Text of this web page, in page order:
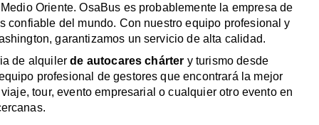
Oriente. OsaBus es probablemente la empresa de
confiable del mundo. Con nuestro equipo profesional y
garantizamos un servicio de alta calidad.
de alquilerde autocares chárter y turismo desde
profesional de gestores que encontrará la mejor
tour, evento empresarial o cualquier otro evento en